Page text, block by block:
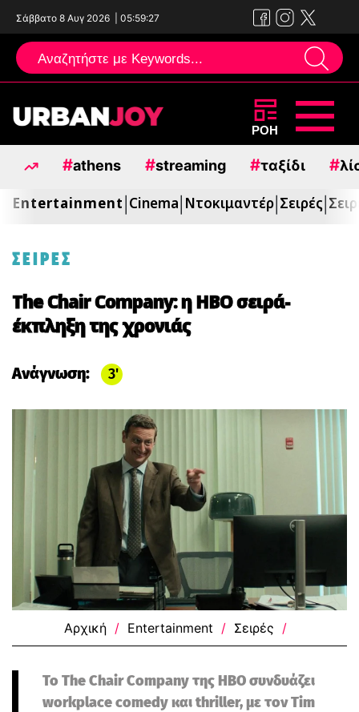
Σάββατο 8 Αυγ 2026 05:59:28
Μεταπηδήστε
περιεχόμενο
ΡΟΗ
#athens #streaming #ταξίδι #
Entertainment Cinema Ντοκιμαντέρ Σειρές
ΣΕΙΡΕΣ
The Chair Company: η HBO σειρά-
έκπληξη της χρονιάς
Ανάγνωση: 3
Αρχική / Entertainment / Σειρές /
Το The Chair Company της HBO συνδυάζει
workplace comedy και thriller, με τον Tim